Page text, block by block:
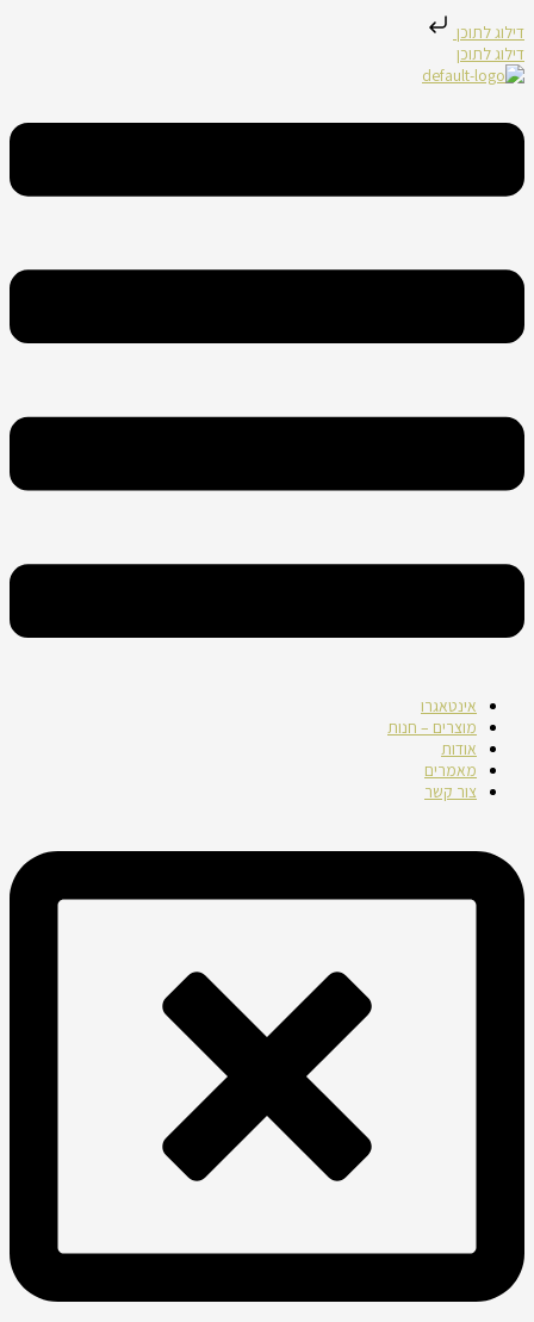
דילוג לתוכן
דילוג לתוכן
אינטאגרו
מוצרים – חנות
אודות
מאמרים
צור קשר